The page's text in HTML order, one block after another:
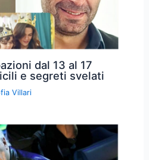
dal 13 al 17
e segreti svelati
Villari